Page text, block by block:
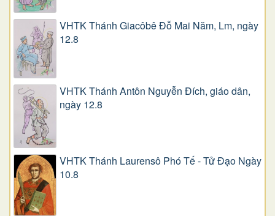
VHTK Thánh Giacôbê Ðỗ Mai Năm, Lm, ngày
12.8
VHTK Thánh Antôn Nguyễn Ðích, giáo dân,
ngày 12.8
VHTK Thánh Laurensô Phó Tế - Tử Đạo Ngày
10.8